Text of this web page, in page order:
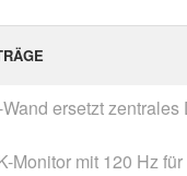
ersetzt
Monitor mit 120 Hz